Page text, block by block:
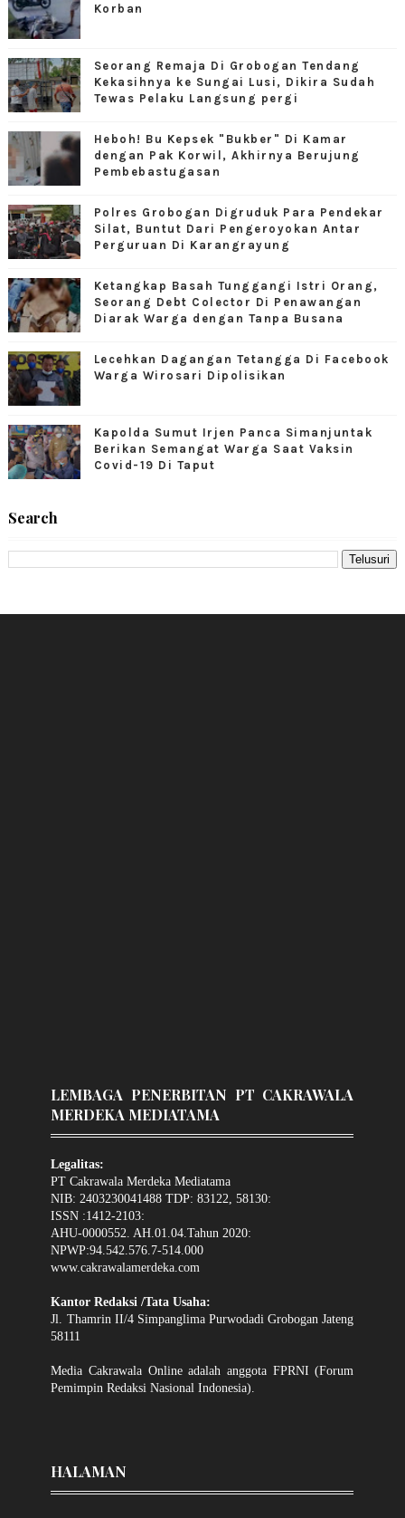
Korban
Seorang Remaja Di Grobogan Tendang
Kekasihnya ke Sungai Lusi, Dikira Sudah
Tewas Pelaku Langsung pergi
Heboh! Bu Kepsek "Bukber" Di Kamar
dengan Pak Korwil, Akhirnya Berujung
Pembebastugasan
Polres Grobogan Digruduk Para Pendekar
Silat, Buntut Dari Pengeroyokan Antar
Perguruan Di Karangrayung
Ketangkap Basah Tunggangi Istri Orang,
Seorang Debt Colector Di Penawangan
Diarak Warga dengan Tanpa Busana
Lecehkan Dagangan Tetangga Di Facebook
Warga Wirosari Dipolisikan
Kapolda Sumut Irjen Panca Simanjuntak
Berikan Semangat Warga Saat Vaksin
Covid-19 Di Taput
Search
LEMBAGA PENERBITAN PT CAKRAWALA
MERDEKA MEDIATAMA
Legalitas:
PT Cakrawala Merdeka Mediatama
NIB: 2403230041488 TDP: 83122, 58130:
ISSN :1412-2103:
AHU-0000552. AH.01.04.Tahun 2020:
NPWP:94.542.576.7-514.000
www.cakrawalamerdeka.com
Kantor Redaksi /Tata Usaha:
Jl. Thamrin II/4 Simpanglima Purwodadi Grobogan Jateng
58111
Media Cakrawala Online adalah anggota FPRNI (Forum
Pemimpin Redaksi Nasional Indonesia).
HALAMAN